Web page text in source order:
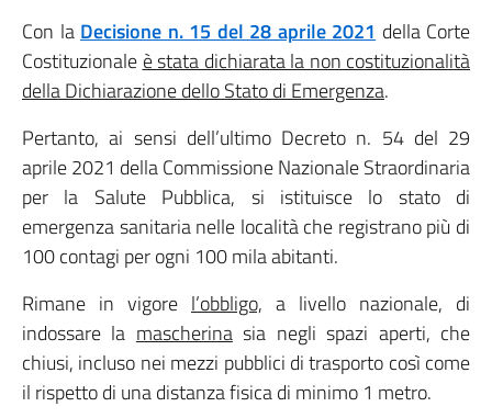
Con la Decisione n. 15 del 28 aprile 2021 della Corte
Costituzionale è stata dichiarata la non costituzionalità
della Dichiarazione dello Stato di Emergenza.
Pertanto, ai sensi dell’ultimo Decreto n. 54 del 29
aprile 2021 della Commissione Nazionale Straordinaria
per la Salute Pubblica, si istituisce lo stato di
emergenza sanitaria nelle località che registrano più di
100 contagi per ogni 100 mila abitanti.
Rimane in vigore l’obbligo, a livello nazionale, di
indossare la mascherinasia negli spazi aperti, che
chiusi, incluso nei mezzi pubblici di trasporto così come
il rispetto di una distanza fisica di minimo 1 metro.